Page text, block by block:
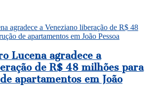
agradece a Veneziano liberação de R$ 48
de apartamentos em João Pessoa
Lucena agradece a
de R$ 48 milhões para
apartamentos em João